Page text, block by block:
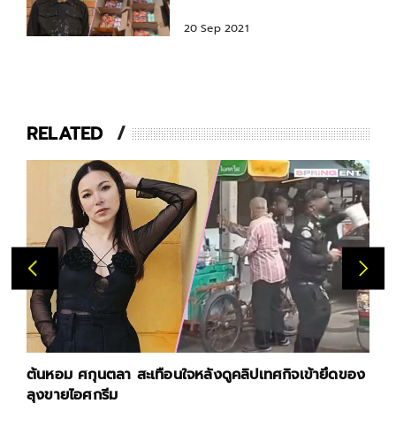
20 Sep 2021
RELATED
ต้นหอม ศกุนตลา สะเทือนใจหลังดูคลิปเทศกิจเข้ายึดของ
ลุงขายไอศกรีม